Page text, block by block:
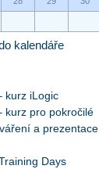
kalendáře
kurz iLogic
kurz pro pokročilé
a prezentace
Days